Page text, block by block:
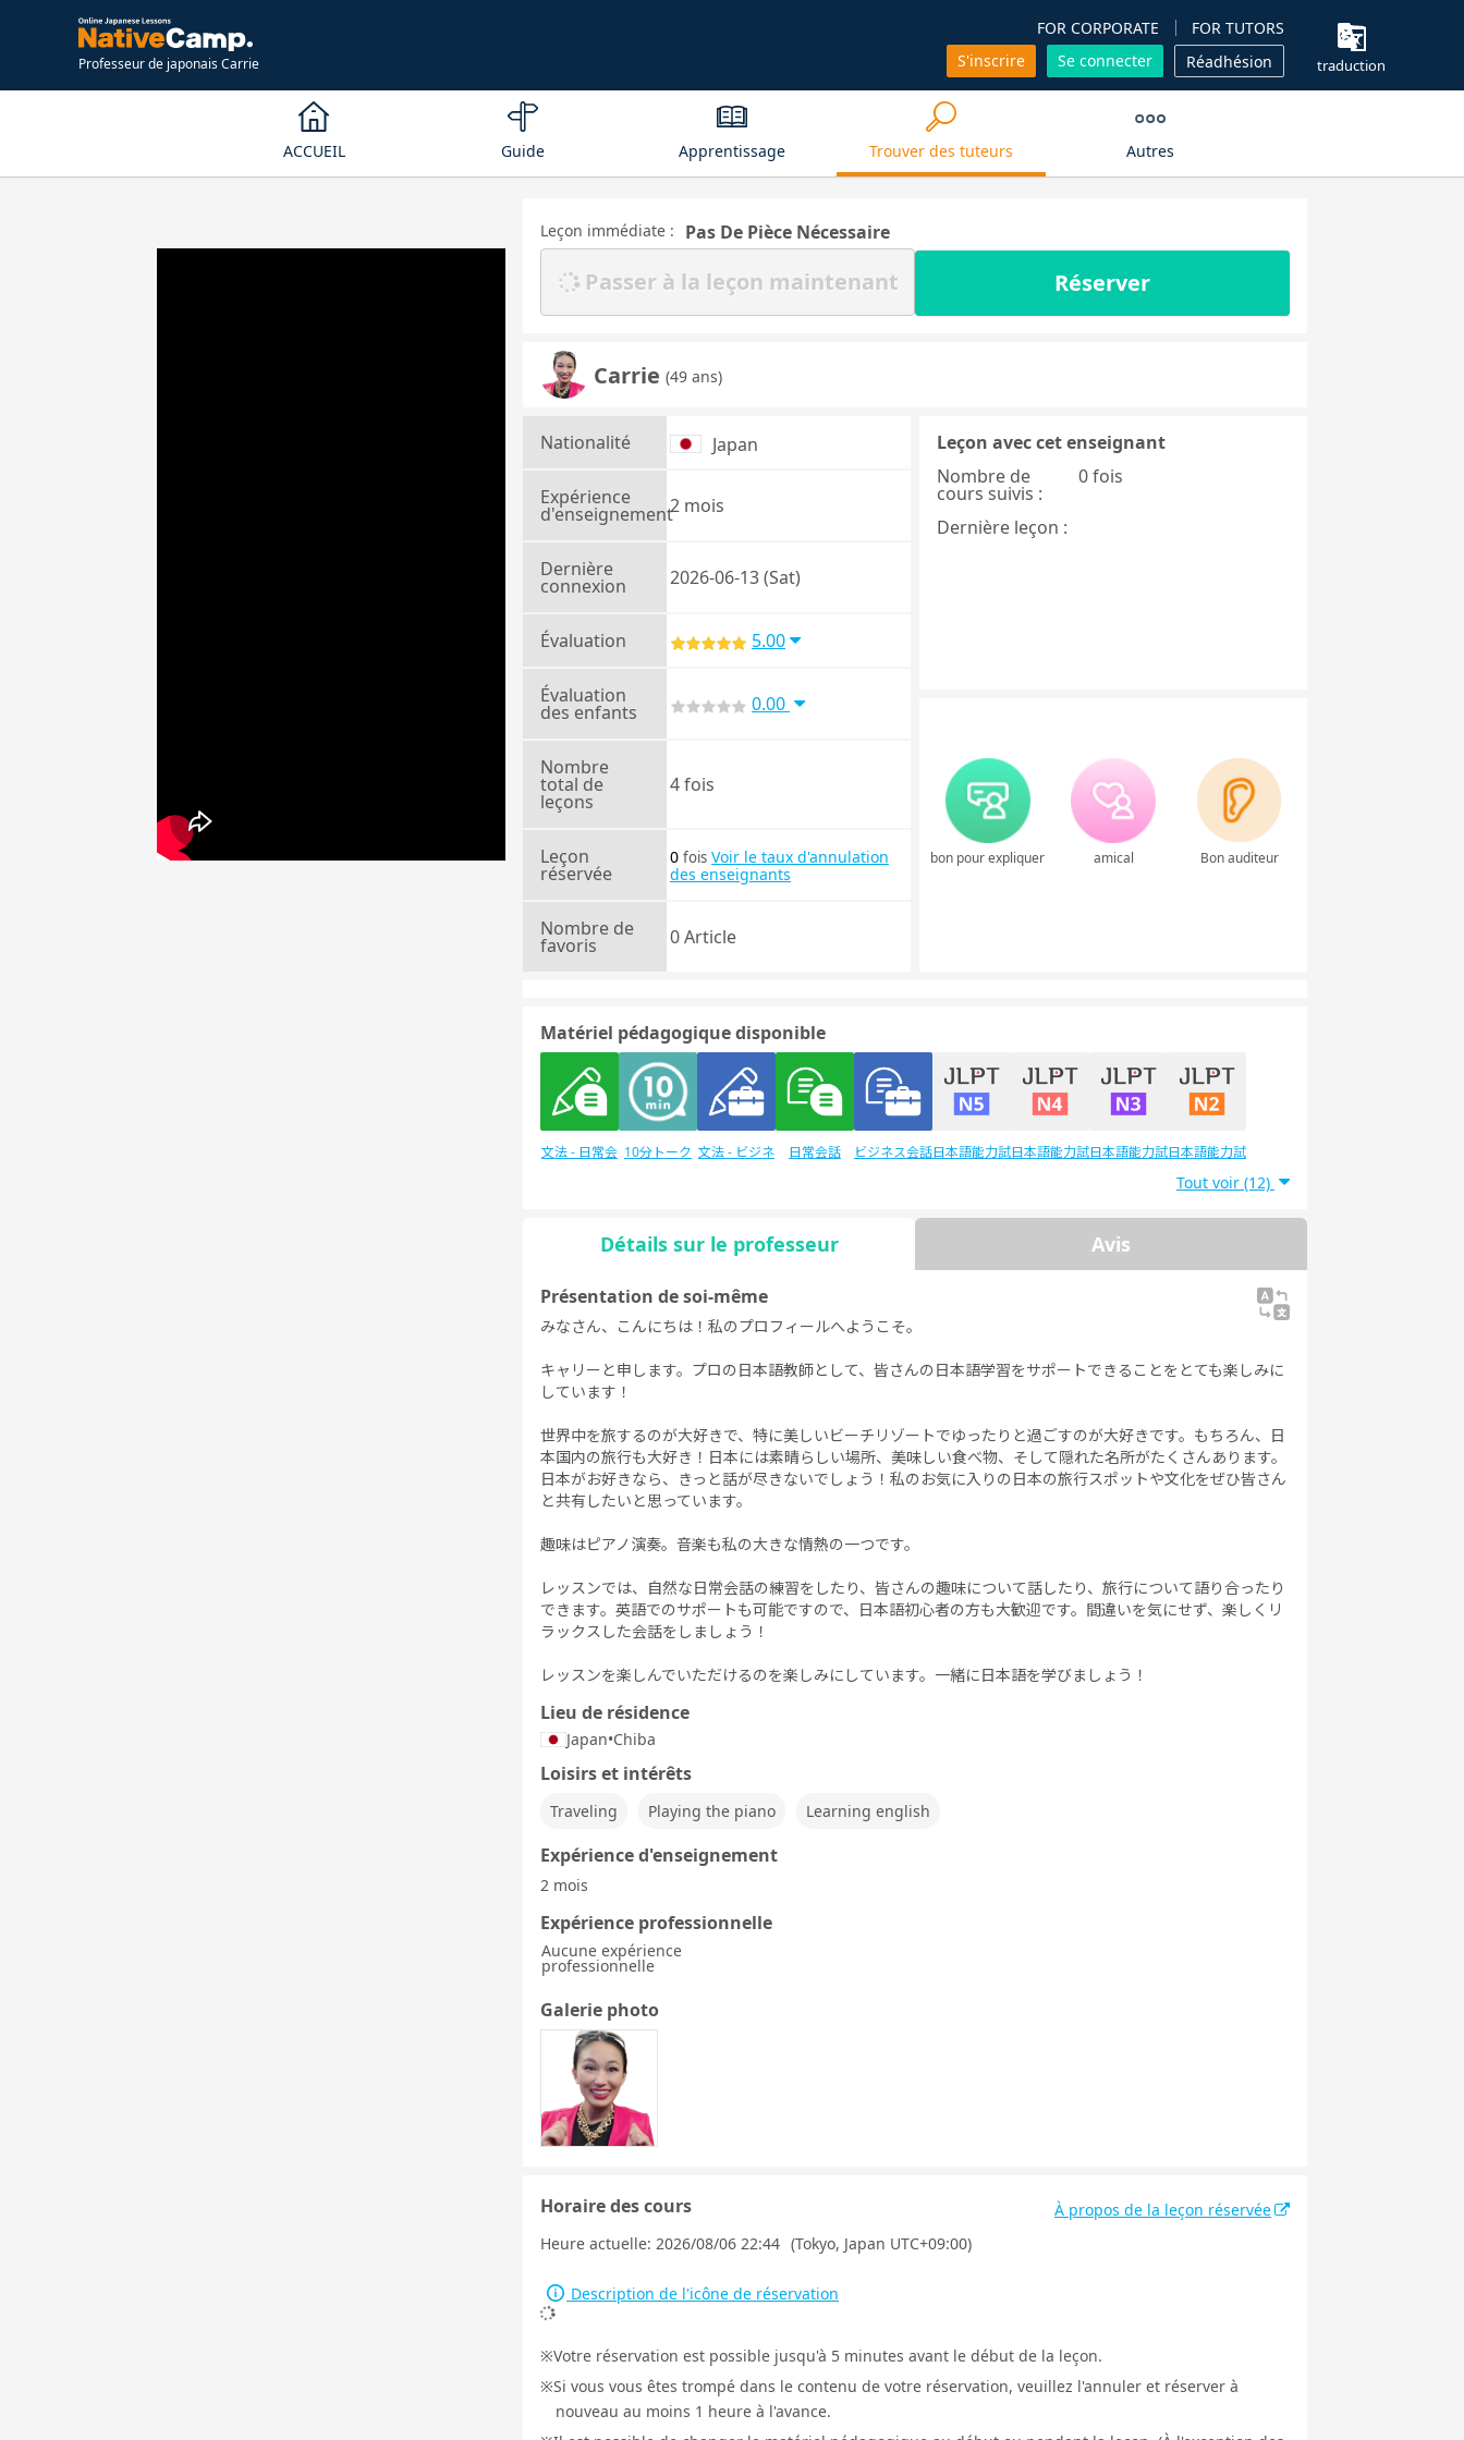
Professeur de japonais Carrie
FOR CORPORATE
FOR TUTORS
S'inscrire
Se connecter Réadhésion traduction
ACCUEIL Guide Apprentissage Trouver des tuteurs Autres
Leçon immédiate : Pas De Pièce Nécessaire
Passer à la leçon maintenant Réserver
Carrie (49 ans)
Nationalité Japan
Expérience
d'enseignement2 mois
Dernière
connexion 2026-06-13 (Sat)
Évaluation 5.00
Évaluation
des enfants 0.00
Nombre
total de
leçons
4 fois
Leçon
réservée
0 fois Voir le taux d'annulation
des enseignants
Nombre de
favoris 0 Article
Leçon avec cet enseignant
Nombre de
cours suivis :
0 fois
Dernière leçon :
bon pour expliquer amical Bon auditeur
Matériel pédagogique disponible
文法 - 日常会 10分トーク 文法 - ビジネ
日常会話 ビジネス会話日本語能力試日本語能力試日本語能力試日本語能力試
験1級
libre
ック
Tout voir (12)
Détails sur le professeur Avis
Présentation de soi-même
みなさん、こんにちは！私のプロフィールへようこそ。
キャリーと申します。プロの日本語教師として、皆さんの日本語学習をサポートできることをとても楽しみに
しています！
世界中を旅するのが大好きで、特に美しいビーチリゾートでゆったりと過ごすのが大好きです。もちろん、日
本国内の旅行も大好き！日本には素晴らしい場所、美味しい食べ物、そして隠れた名所がたくさんあります。
日本がお好きなら、きっと話が尽きないでしょう！私のお気に入りの日本の旅行スポットや文化をぜひ皆さん
と共有したいと思っています。
趣味はピアノ演奏。音楽も私の大きな情熱の一つです。
レッスンでは、自然な日常会話の練習をしたり、皆さんの趣味について話したり、旅行について語り合ったり
できます。英語でのサポートも可能ですので、日本語初心者の方も大歓迎です。間違いを気にせず、楽しくリ
ラックスした会話をしましょう！
レッスンを楽しんでいただけるのを楽しみにしています。一緒に日本語を学びましょう！
Lieu de résidence
Japan•Chiba
Loisirs et intérêts
Traveling Playing the piano Learning english
Expérience d'enseignement
2 mois
Expérience professionnelle
Aucune expérience
professionnelle
Galerie photo
Horaire des cours
À propos de la leçon réservée
Heure actuelle: 2026/08/06 22:44 (Tokyo, Japan UTC+09:00)
Description de l'icône de réservation
Votre réservation est possible jusqu'à 5 minutes avant le début de la leçon.
Si vous vous êtes trompé dans le contenu de votre réservation, veuillez l'annuler et réserver à
nouveau au moins 1 heure à l'avance.